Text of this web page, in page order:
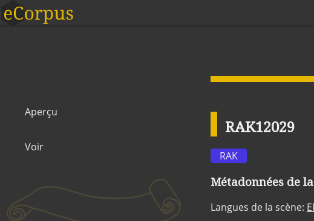
Aperçu
Voir
RAK12029
RAK
Métadonnées de
Langues de la scène: